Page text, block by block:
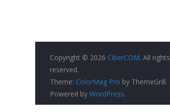
Copyright © 2026 CiberCOM. All rights
reserved.
Theme: ColorMag Pro by ThemeGrill.
Powered by WordPress.